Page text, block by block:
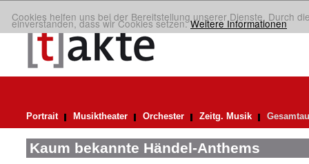
Cookies helfen uns bei der Bereitstellung unserer Dienste. Durch
einverstanden, dass wir Cookies setzen.Weitere Informationen
Portrait Musiktheater Orchester Zeitg. Musik
Kaum bekannte Händel-Anthems